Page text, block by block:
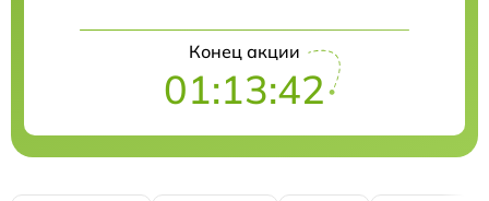
Конец акции
01:13:41